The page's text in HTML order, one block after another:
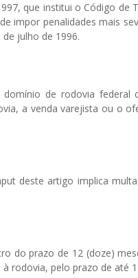
que institui o Código de
impor penalidades mais
julho de 1996.
domínio de rodovia
a venda varejista ou o
deste artigo implica
do prazo de 12 (doze)
rodovia, pelo prazo de até